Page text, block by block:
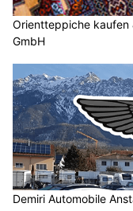
Orientteppiche kaufen
GmbH
Demiri Automobile